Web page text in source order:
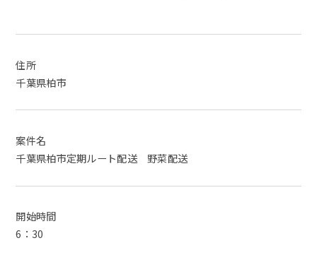
住所
千葉県柏市
案件名
千葉県柏市定期ルート配送 野菜配送
開始時間
6：30